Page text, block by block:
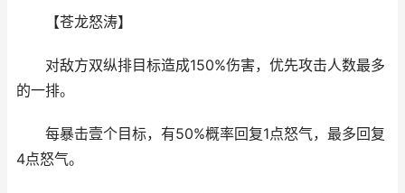
【苍龙怒涛】
对敌方双纵排目标造成150%伤害，优先攻击人数最多
的一排。
每暴击壹个目标，有50%概率回复1点怒气，最多回复
4点怒气。